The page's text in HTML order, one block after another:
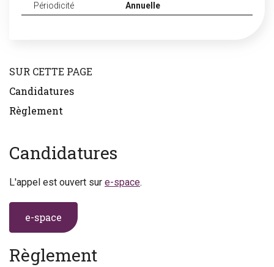
Périodicité
Annuelle
SUR CETTE PAGE
Candidatures
Règlement
Candidatures
L'appel est ouvert sur e-space.
e-space
Règlement